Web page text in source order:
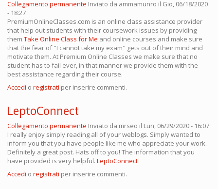
Collegamento permanente Inviato da ammamunro il Gio, 06/18/2020
- 18:27
PremiumOnlineClasses.com is an online class assistance provider
that help out students with their coursework issues by providing
them Take Online Class for Me and online courses and make sure
that the fear of "I cannot take my exam" gets out of their mind and
motivate them. At Premium Online Classes we make sure that no
student has to fail ever, in that manner we provide them with the
best assistance regarding their course.
Accedi o registrati per inserire commenti.
LeptoConnect
Collegamento permanente Inviato da mrseo il Lun, 06/29/2020 - 16:07
I really enjoy simply reading all of your weblogs. Simply wanted to
inform you that you have people like me who appreciate your work.
Definitely a great post. Hats off to you! The information that you
have provided is very helpful. LeptoConnect
Accedi o registrati per inserire commenti.